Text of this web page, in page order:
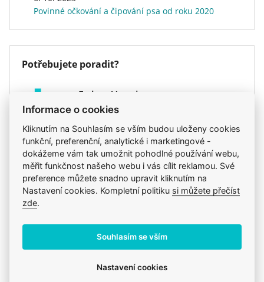
Program výživy Digestive Care je dostupný jako
křupavé granule a lahodné paštiky v kapsičce. Obě
jsou nutričně kompletní a dokonale se doplňují.
Proč nevyzkoušet paštiku jako doplněk granulí?
testováno a je prokázáno, že snižuje tvorbu
zubního kamene až o 69 %. To znamená, že
jsou prokázaným úspěchem.
Veterinární dieta
ne
Povinné očkování a čipování psa od roku 2020
Potřebujete poradit?
E-shop Veterix
Chcete objednat? Nevíte si rady s výběrem
krmiva?
777 319 517 (Po–Pá, 8–15h)
eshop@veterix.cz
Produkt také v těchto kategoriích8
Royal Canin - Běžné krmivo
Zuby a dutina ústní
Mého psa trápí
Pro dospělé
Informace o cookies
Kliknutím na Souhlasím se vším budou uloženy cookies
funkční, preferenční, analytické i marketingové -
dokážeme vám tak umožnit pohodlné používání webu,
měřit funkčnost našeho webu i vás cílit reklamou. Své
preference můžete snadno upravit kliknutím na
Nastavení cookies. Kompletní politiku si můžete přečíst
zde.
Souhlasím se vším
Nastavení cookies